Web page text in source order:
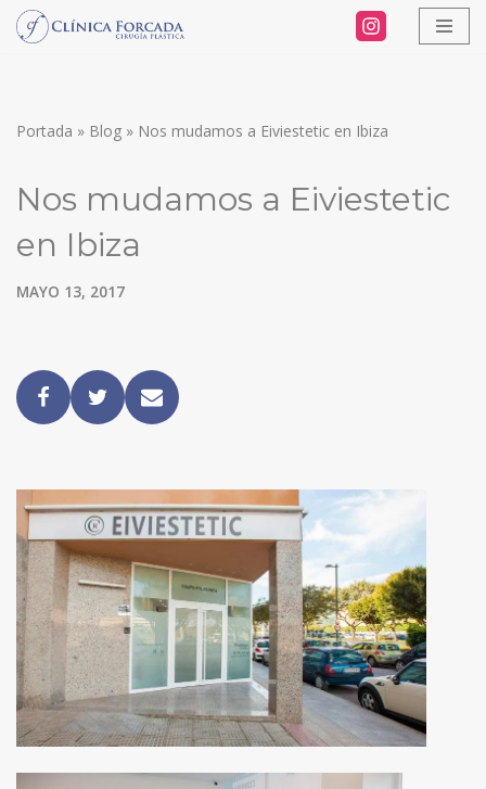
Portada » Blog » Nos mudamos a Eiviestetic en Ibiza
Nos mudamos a Eiviestetic
en Ibiza
MAYO 13, 2017